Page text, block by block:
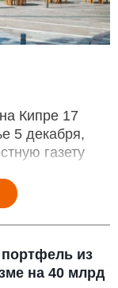
Кипре 17
5 декабря,
газету
из
на 40 млрд